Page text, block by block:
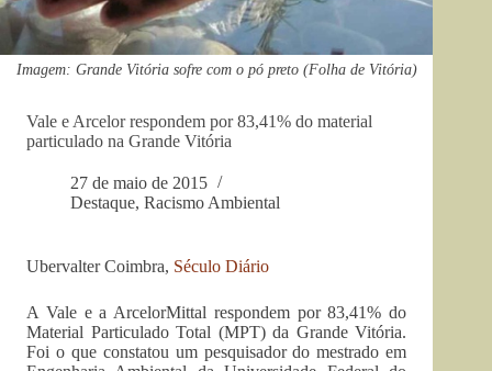
Imagem: Grande Vitória sofre com o pó preto (Folha de Vitória)
Vale e Arcelor respondem por 83,41% do material
particulado na Grande Vitória
27 de maio de 2015
Destaque, Racismo Ambiental
Ubervalter Coimbra, Século Diário
A Vale e a ArcelorMittal respondem por 83,41% do
Material Particulado Total (MPT) da Grande Vitória.
Foi o que constatou um pesquisador do mestrado em